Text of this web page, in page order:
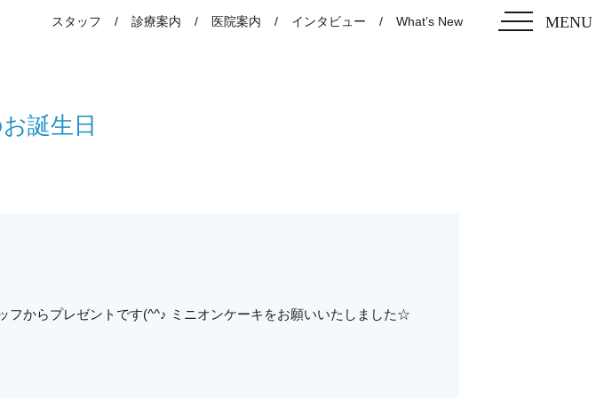
スタッフ 診療案内 医院案内 インタビュー What’s New MENU
誕生日
フからプレゼントです(^^♪ ミニオンケーキをお願いいたしました☆